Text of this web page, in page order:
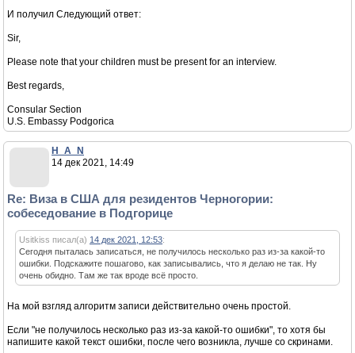
И получил Следующий ответ:
Sir,
Please note that your children must be present for an interview.
Best regards,
Consular Section
U.S. Embassy Podgorica
H_A_N
14 дек 2021, 14:49
Re: Виза в США для резидентов Черногории:
собеседование в Подгорице
Usitkiss писал(а) 14 дек 2021, 12:53:
Сегодня пыталась записаться, не получилось несколько раз из-за какой-то
ошибки. Подскажите пошагово, как записывались, что я делаю не так. Ну
очень обидно. Там же так вроде всё просто.
На мой взгляд алгоритм записи действительно очень простой.
Если "не получилось несколько раз из-за какой-то ошибки", то хотя бы
напишите какой текст ошибки, после чего возникла, лучше со скринами.